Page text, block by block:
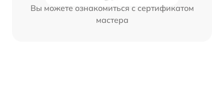
Вы можете ознакомиться с сертификатом
мастера